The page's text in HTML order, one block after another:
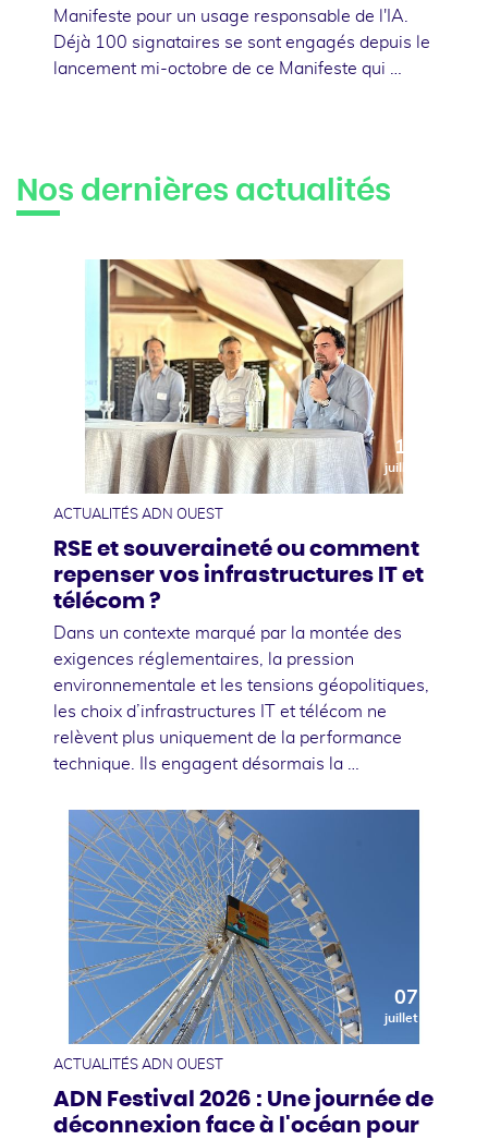
Manifeste pour un usage responsable de l'IA.
Déjà 100 signataires se sont engagés depuis le
lancement mi-octobre de ce Manifeste qui …
Nos dernières actualités
10
juillet
ACTUALITÉS ADN OUEST
RSE et souveraineté ou comment
repenser vos infrastructures IT et
télécom ?
Dans un contexte marqué par la montée des
exigences réglementaires, la pression
environnementale et les tensions géopolitiques,
les choix d’infrastructures IT et télécom ne
relèvent plus uniquement de la performance
technique. Ils engagent désormais la …
07
juillet
ACTUALITÉS ADN OUEST
ADN Festival 2026 : Une journée de
déconnexion face à l'océan pour